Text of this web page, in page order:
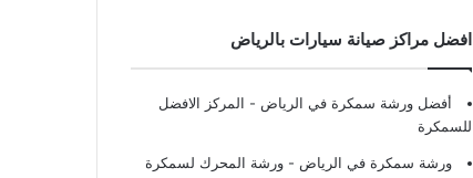
افضل مراكز صيانة سيارات بالرياض
أفضل ورشة سمكرة في الرياض - المركز الافضل
للسمكرة
ورشة سمكرة في الرياض - ورشة المحرك لسمكرة